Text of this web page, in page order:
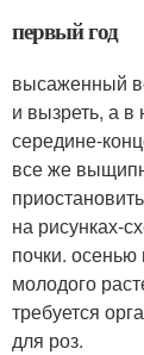
первый год
высаженный
и вызреть, а
середине-
все же
на рисунках-
почки. осенью
молодого
требуется
для роз.